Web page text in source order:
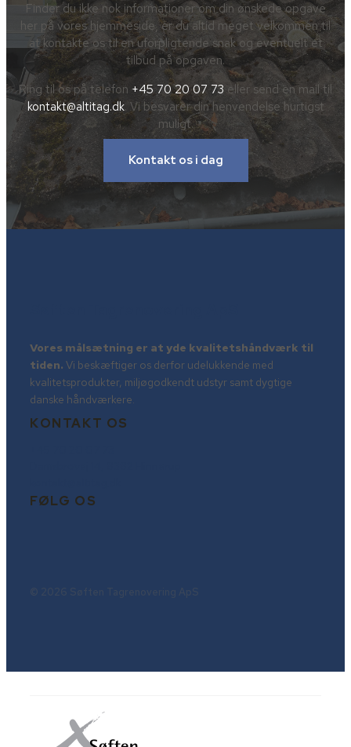
Finder du ikke nok informationer om din ønskede opgave
her på vores hjemmeside, er du altid meget velkommen til
at kontakte os til en uforpligtende snak og eventuelt et
tilbud på opgaven.
Ring til os på telefon +45 70 20 07 73 eller send en mail til
kontakt@altitag.dk. Vi besvarer din henvendelse hurtigst
muligt.
Kontakt os i dag
Vores målsætning er at yde kvalitetshåndværk til
tiden. Vi beskæftiger os derfor udelukkende med
kvalitetsprodukter, miljøgodkendt udstyr samt dygtige
danske håndværkere.
KONTAKT OS
FØLG OS